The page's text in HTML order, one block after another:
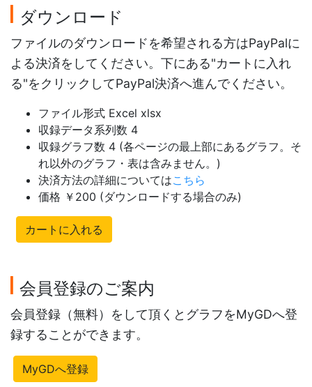
ダウンロード
ファイルのダウンロードを希望される方はPayPalに
よる決済をしてください。下にある"カートに入れ
る"をクリックしてPayPal決済へ進んでください。
ファイル形式 Excel xlsx
収録データ系列数 4
収録グラフ数 4 (各ページの最上部にあるグラフ。そ
れ以外のグラフ・表は含みません。)
決済方法の詳細についてはこちら
価格 ￥200 (ダウンロードする場合のみ)
カートに入れる
会員登録のご案内
会員登録（無料）をして頂くとグラフをMyGDへ登
録することができます。
MyGDへ登録